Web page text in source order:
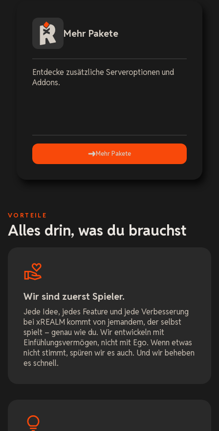
Mehr Pakete
Entdecke zusätzliche Serveroptionen und
Addons.
Mehr Pakete
VORTEILE
Alles drin, was du brauchst
Wir sind zuerst Spieler.
Jede Idee, jedes Feature und jede Verbesserung
bei xREALM kommt von jemandem, der selbst
spielt – genau wie du. Wir entwickeln mit
Einfühlungsvermögen, nicht mit Ego. Wenn etwas
nicht stimmt, spüren wir es auch. Und wir beheben
es schnell.